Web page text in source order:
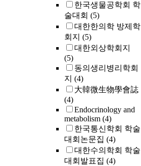
한국생물공학회 학
술대회 (5)
대한한의학 방제학
회지 (5)
대한외상학회지
(5)
동의생리병리학회
지 (4)
大韓微生物學會誌
(4)
Endocrinology and
metabolism (4)
한국통신학회 학술
대회논문집 (4)
대한수의학회 학술
대회발표집 (4)